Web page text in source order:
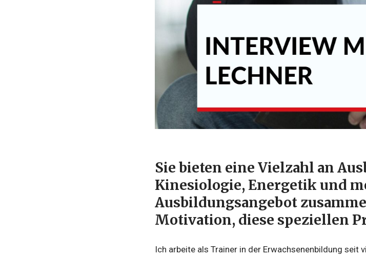
Sie bieten eine Vielzahl an
Kinesiologie, Energetik und
Ausbildungsangebot
Motivation, diese speziellen
Ich arbeite als Trainer in der Erwachsenenbildung